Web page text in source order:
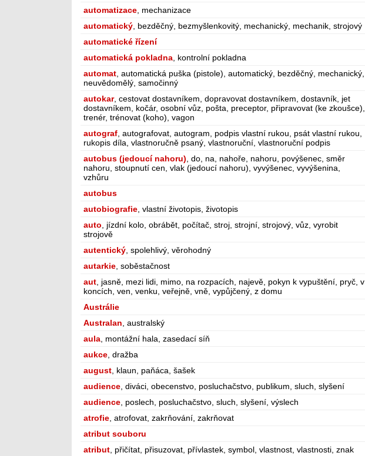
automatizace , mechanizace
automatický , bezděčný, bezmyšlenkovitý, mechanický, mechanik, strojový
automatické řízení
automatická pokladna , kontrolní pokladna
automat , automatická puška (pistole), automatický, bezděčný, mechanický,
neuvědomělý, samočinný
autokar, cestovat dostavníkem, dopravovat dostavníkem, dostavník, jet
dostavníkem, kočár, osobní vůz, pošta, preceptor, připravovat (ke zkoušce),
trenér, trénovat (koho), vagon
autograf , autografovat, autogram, podpis vlastní rukou, psát vlastní rukou,
rukopis díla, vlastnoručně psaný, vlastnoruční, vlastnoruční podpis
autobus (jedoucí nahoru) , do, na, nahoře, nahoru, povýšenec, směr
nahoru, stoupnutí cen, vlak (jedoucí nahoru), vyvýšenec, vyvýšenina,
vzhůru
autobus
autobiografie , vlastní životopis, životopis
auto , jízdní kolo, obrábět, počítač, stroj, strojní, strojový, vůz, vyrobit
strojově
autentický , spolehlivý, věrohodný
autarkie , soběstačnost
aut , jasně, mezi lidi, mimo, na rozpacích, najevě, pokyn k vypuštění, pryč, v
koncích, ven, venku, veřejně, vně, vypůjčený, z domu
Austrálie
Australan , australský
aula , montážní hala, zasedací síň
aukce , dražba
august , klaun, paňáca, šašek
audience , diváci, obecenstvo, posluchačstvo, publikum, sluch, slyšení
audience , poslech, posluchačstvo, sluch, slyšení, výslech
atrofie , atrofovat, zakrňování, zakrňovat
atribut souboru
atribut , přičítat, přisuzovat, přívlastek, symbol, vlastnost, vlastnosti, znak